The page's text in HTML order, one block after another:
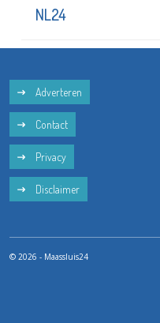
NL24
Adverteren
Contact
Privacy
Disclaimer
© 2026 - Maassluis24